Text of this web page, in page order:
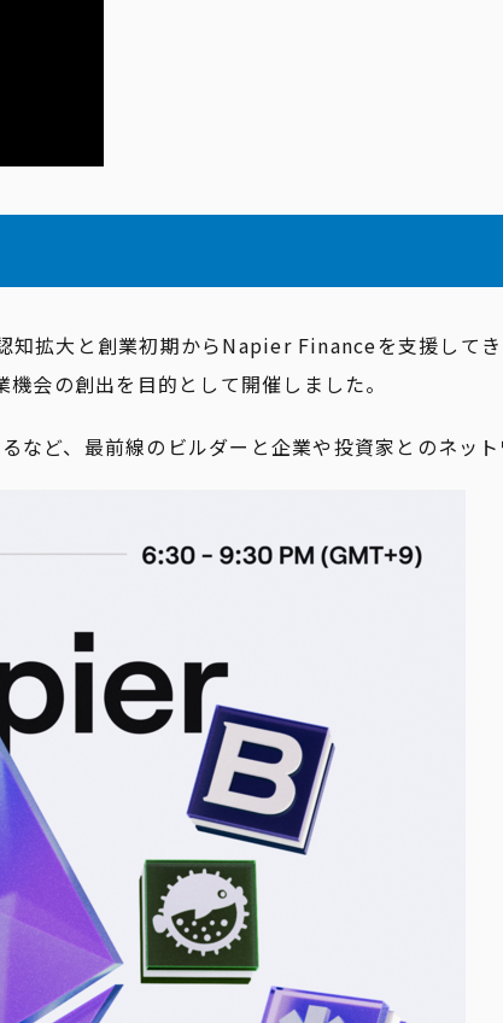
拡大と創業初期からNapier Financeを支援して
会の創出を目的として開催しました。
ど、最前線のビルダーと企業や投資家とのネット